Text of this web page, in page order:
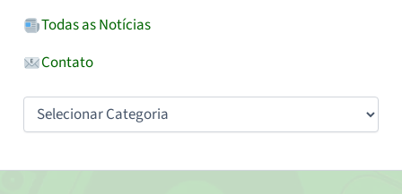
Todas as Notícias
Contato